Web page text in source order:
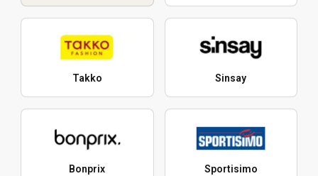
Takko Sinsay
Bonprix Sportisimo